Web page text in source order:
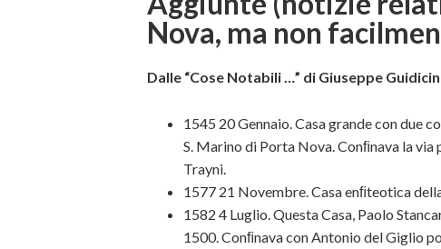
Nova, ma non
Dalle “Cose Notabili …” di Giuseppe
1545 20 Gennaio. Casa grande con due
S. Marino di Porta Nova. Conﬁnava la
Trayni.
1577 21 Novembre. Casa enﬁteotica
1582 4 Luglio. Questa Casa, Paolo
1500. Conﬁnava con Antonio del Giglio